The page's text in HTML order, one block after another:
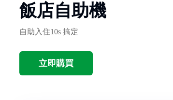
飯店自助機
自助入住10s 搞定
立即購買